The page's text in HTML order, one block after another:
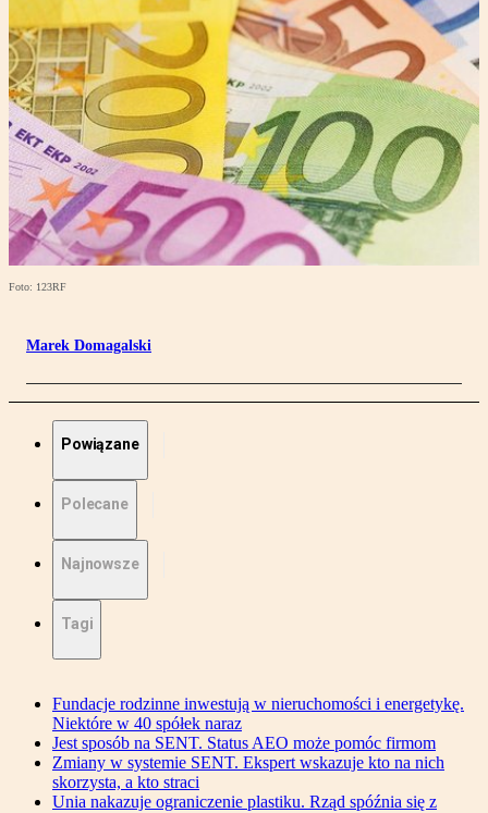
Foto: 123RF
Marek Domagalski
Powiązane
Polecane
Najnowsze
Tagi
Fundacje rodzinne inwestują w nieruchomości i energetykę.
Niektóre w 40 spółek naraz
Jest sposób na SENT. Status AEO może pomóc firmom
Zmiany w systemie SENT. Ekspert wskazuje kto na nich
skorzysta, a kto straci
Unia nakazuje ograniczenie plastiku. Rząd spóźnia się z